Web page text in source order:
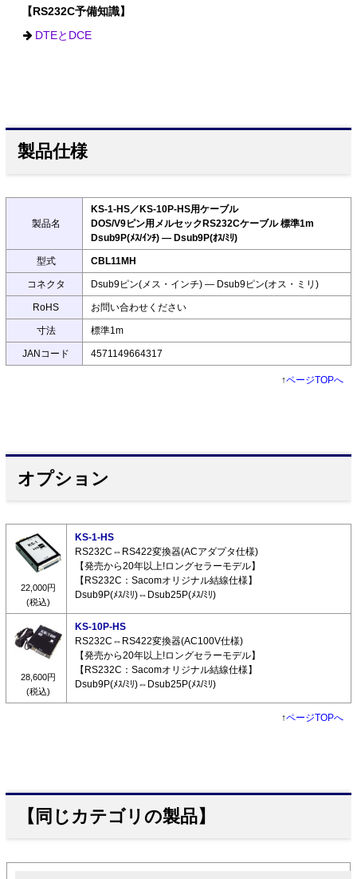
【RS232C予備知識】
DTEとDCE
製品仕様
製品名
KS-1-HS／KS-10P-HS用ケーブル
DOS/V9ピン用メルセックRS232Cケーブル 標準1m
Dsub9P(ﾒｽ/ｲﾝﾁ) ― Dsub9P(ｵｽ/ﾐﾘ)
型式 CBL11MH
コネクタ Dsub9ピン(メス・インチ) ― Dsub9ピン(オス・ミリ)
RoHS お問い合わせください
寸法 標準1m
JANコード 4571149664317
↑ページTOPへ
オプション
22,000円
(税込)
KS-1-HS
RS232C⇔RS422変換器(ACアダプタ仕様)
【発売から20年以上!ロングセラーモデル】
【RS232C：Sacomオリジナル結線仕様】
Dsub9P(ﾒｽ/ﾐﾘ)⇔Dsub25P(ﾒｽ/ﾐﾘ)
28,600円
(税込)
KS-10P-HS
RS232C⇔RS422変換器(AC100V仕様)
【発売から20年以上!ロングセラーモデル】
【RS232C：Sacomオリジナル結線仕様】
Dsub9P(ﾒｽ/ﾐﾘ)⇔Dsub25P(ﾒｽ/ﾐﾘ)
↑ページTOPへ
【同じカテゴリの製品】